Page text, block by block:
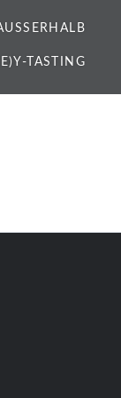
TASTING